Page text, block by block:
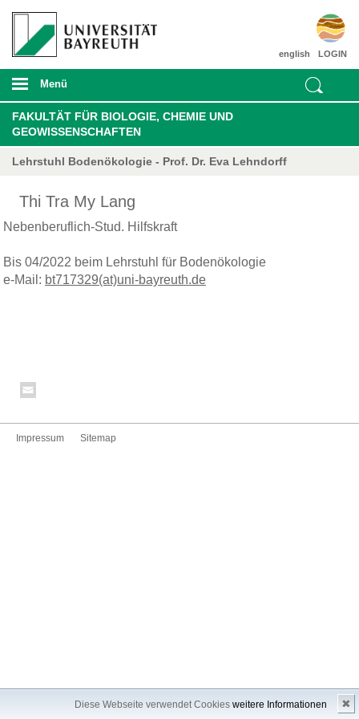
Diese Webseite verwendet Cookies weitere Informationen ✖
LOGIN
english
Menü
FAKULTÄT FÜR BIOLOGIE, CHEMIE UND
GEOWISSENSCHAFTEN
Lehrstuhl Bodenökologie - Prof. Dr. Eva Lehndorff
Thi Tra My Lang
Nebenberuflich-Stud. Hilfskraft
Bis 04/2022 beim Lehrstuhl für Bodenökologie
e-Mail: bt717329(at)uni-bayreuth.de
Impressum Sitemap